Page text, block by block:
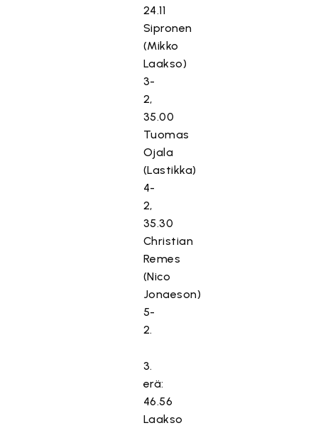
24.11
Sipronen
(Mikko
Laakso)
3-
2,
35.00
Tuomas
Ojala
(Lastikka)
4-
2,
35.30
Christian
Remes
(Nico
Jonaeson)
5-
2.
3.
erä:
46.56
Laakso